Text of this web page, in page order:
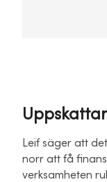
Leif säger att
norr att få
verksamheten